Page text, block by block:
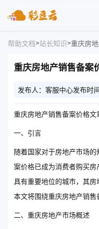
帮助文档>站长知识>重庆房
重庆房地产销售备案
发布人：客服中心发布时
重庆房地产销售备案价格文
一、引言
随着国家对于房地产市场
案价格已成为消费者购买
具有重要地位的城市，其房
本文将围绕重庆房地产销售
二、重庆房地产市场概述